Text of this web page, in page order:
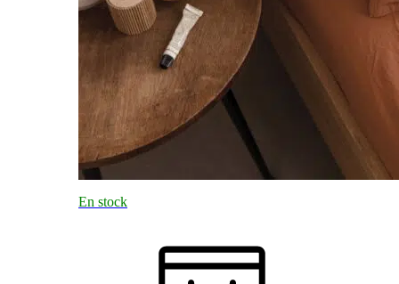
En stock